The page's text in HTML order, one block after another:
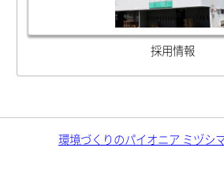
採用情報
環境づくりのパイオニア ミヅシ